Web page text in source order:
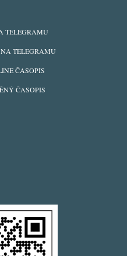
TELEGRAMU
TELEGRAMU
ČASOPIS
ČASOPIS